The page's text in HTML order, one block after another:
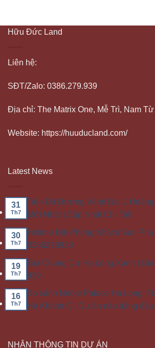
Hữu Đức Land
Liên hệ:
SĐT/Zalo: 0386.279.939
Địa chỉ: The Matrix One, Mễ Trì, Nam
Website: https://huuducland.com/
Latest News
31
Th7
Tiến Độ Đường Vành Đai 1
Mới Nhất | Cập Nhật Chi Tiết
30
Th7
Hotline Đặt Phòng Khách Sạn Phú
0386279939
19
Th7
Giá Chung Cư Hạ Long Xanh |
939
16
Th7
So sánh Noble Palace Hạ Long,
Hà Khánh C | Dự án nào đáng
NHẬN THÔNG TIN DỰ ÁN